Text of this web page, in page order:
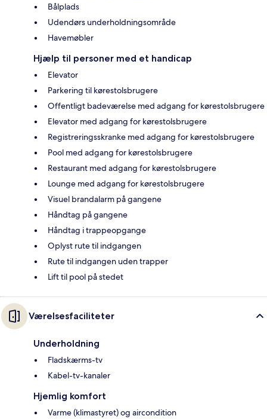
Bålplads
Udendørs underholdningsområde
Havemøbler
Hjælp til personer med et handicap
Elevator
Parkering til kørestolsbrugere
Offentligt badeværelse med adgang for kørestolsbrugere
Elevator med adgang for kørestolsbrugere
Registreringsskranke med adgang for kørestolsbrugere
Pool med adgang for kørestolsbrugere
Restaurant med adgang for kørestolsbrugere
Lounge med adgang for kørestolsbrugere
Visuel brandalarm på gangene
Håndtag på gangene
Håndtag i trappeopgange
Oplyst rute til indgangen
Rute til indgangen uden trapper
Lift til pool på stedet
Værelsesfaciliteter
Underholdning
Fladskærms-tv
Kabel-tv-kanaler
Hjemlig komfort
Varme (klimastyret) og aircondition